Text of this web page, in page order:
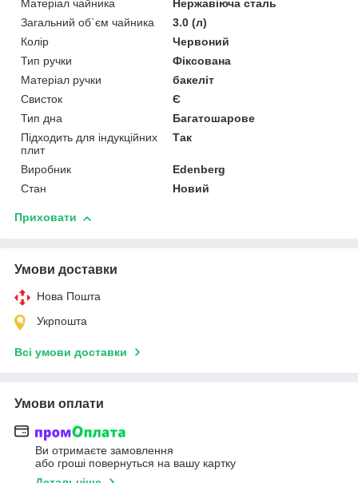
Матеріал чайника
Нержавіюча сталь
Загальний об`єм чайника
3.0 (л)
Колір
Червоний
Тип ручки
Фіксована
Матеріал ручки
бакеліт
Свисток
Є
Тип дна
Багатошарове
Підходить для індукційних
плит
Так
Виробник
Edenberg
Стан
Новий
Приховати
Умови доставки
Нова Пошта
Укрпошта
Всі умови доставки
Умови оплати
Ви отримаєте замовлення
або гроші повернуться на вашу картку